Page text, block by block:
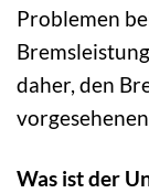
Problemen
daher, den
Was ist der